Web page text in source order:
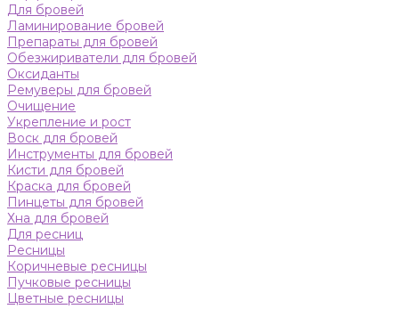
Для бровей
Ламинирование бровей
Препараты для бровей
Обезжириватели для бровей
Оксиданты
Ремуверы для бровей
Очищение
Укрепление и рост
Воск для бровей
Инструменты для бровей
Кисти для бровей
Краска для бровей
Пинцеты для бровей
Хна для бровей
Для ресниц
Ресницы
Коричневые ресницы
Пучковые ресницы
Цветные ресницы